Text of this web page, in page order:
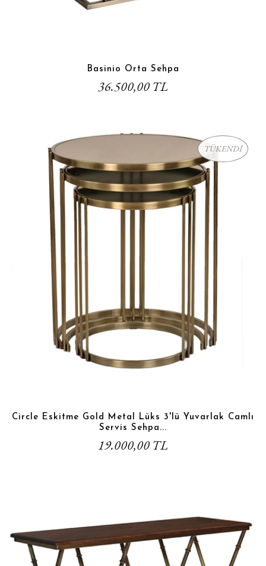
Basinio Orta Sehpa
36.500,00 TL
TÜKENDİ
Circle Eskitme Gold Metal Lüks 3'lü Yuvarlak Camlı
Servis Sehpa...
19.000,00 TL